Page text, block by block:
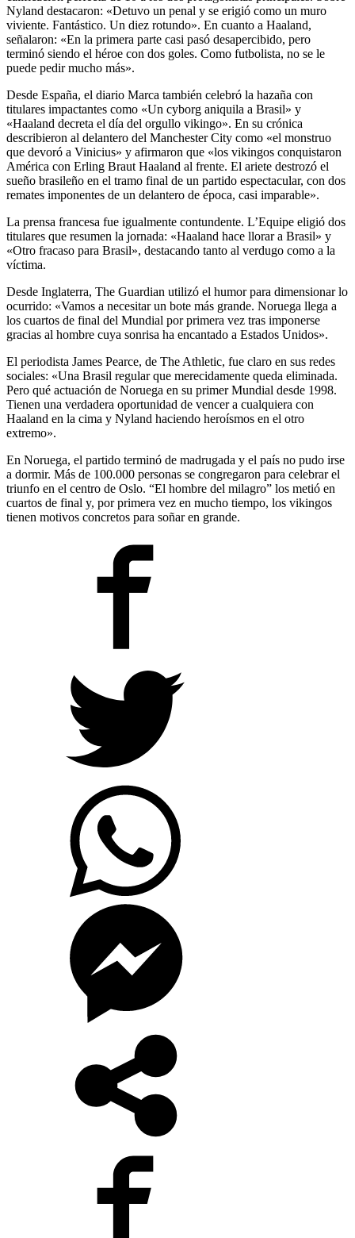
Nyland destacaron: «Detuvo un penal y se erigió como un muro
viviente. Fantástico. Un diez rotundo». En cuanto a Haaland,
señalaron: «En la primera parte casi pasó desapercibido, pero
terminó siendo el héroe con dos goles. Como futbolista, no se le
puede pedir mucho más».
Desde España, el diario Marca también celebró la hazaña con
titulares impactantes como «Un cyborg aniquila a Brasil» y
«Haaland decreta el día del orgullo vikingo». En su crónica
describieron al delantero del Manchester City como «el monstruo
que devoró a Vinicius» y afirmaron que «los vikingos conquistaron
América con Erling Braut Haaland al frente. El ariete destrozó el
sueño brasileño en el tramo final de un partido espectacular, con dos
remates imponentes de un delantero de época, casi imparable».
La prensa francesa fue igualmente contundente. L’Equipe eligió dos
titulares que resumen la jornada: «Haaland hace llorar a Brasil» y
«Otro fracaso para Brasil», destacando tanto al verdugo como a la
víctima.
Desde Inglaterra, The Guardian utilizó el humor para dimensionar lo
ocurrido: «Vamos a necesitar un bote más grande. Noruega llega a
los cuartos de final del Mundial por primera vez tras imponerse
gracias al hombre cuya sonrisa ha encantado a Estados Unidos».
El periodista James Pearce, de The Athletic, fue claro en sus redes
sociales: «Una Brasil regular que merecidamente queda eliminada.
Pero qué actuación de Noruega en su primer Mundial desde 1998.
Tienen una verdadera oportunidad de vencer a cualquiera con
Haaland en la cima y Nyland haciendo heroísmos en el otro
extremo».
En Noruega, el partido terminó de madrugada y el país no pudo irse
a dormir. Más de 100.000 personas se congregaron para celebrar el
triunfo en el centro de Oslo. “El hombre del milagro” los metió en
cuartos de final y, por primera vez en mucho tiempo, los vikingos
tienen motivos concretos para soñar en grande.